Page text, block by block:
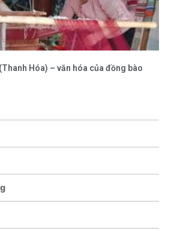
Hóa) – văn hóa của đồng bào